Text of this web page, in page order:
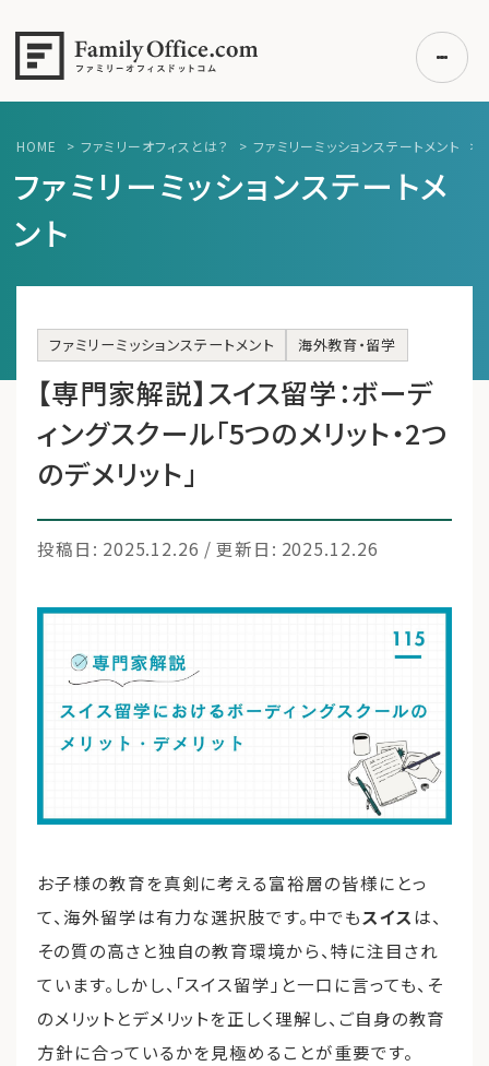
初めての方へ
エキスパート一覧
無料講座
コラム
利用者の声
無料ご相談
ファミリーオフィスとは
メールマガジン登録
よくある質問
HOME > ファミリーオフィスとは？ > ファミリーミッションステートメント >
ファミリーミッションステートメ
ント
ファミリーミッションステートメント 海外教育・留学
【専門家解説】スイス留学：ボーデ
ィングスクール「5つのメリット・2つ
のデメリット」
投稿日: 2025.12.26 / 更新日: 2025.12.26
お子様の教育を真剣に考える富裕層の皆様にとっ
て、海外留学は有力な選択肢です。中でもスイスは、
その質の高さと独自の教育環境から、特に注目され
ています。しかし、「スイス留学」と一口に言っても、そ
のメリットとデメリットを正しく理解し、ご自身の教育
方針に合っているかを見極めることが重要です。